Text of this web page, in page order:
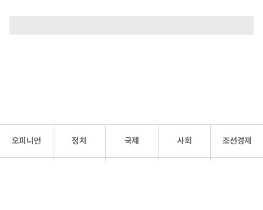
오피니언 정치 국제 사회 조선경제